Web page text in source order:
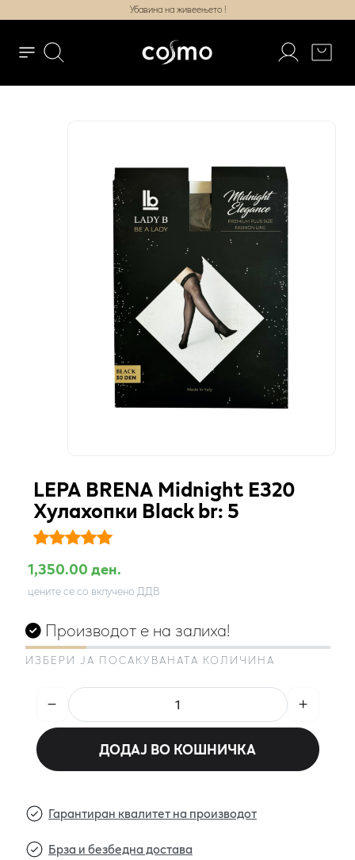
Убавина на живеењето !
LEPA BRENA Midnight E320
Хулахопки Black br: 5
1,350.00 ден.
цените се со вклучено ДДВ
Производот е на залиха!
ИЗБЕРИ ЈА ПОСАКУВАНАТА КОЛИЧИНА
ДОДАЈ ВО КОШНИЧКА
Гарантиран квалитет на производот
Брза и безбедна достава